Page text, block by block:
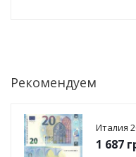
Рекомендуем
Италия
1 687